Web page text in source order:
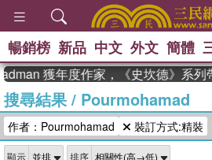
熱搜： 東野
、 The
史是一群喵
獎 臺灣漫
暢銷榜 新品 中文 外文 簡體
獲年度作家，《史坎德》系列
搜尋結果/ Pourmohamad
作者：Pourmohamad
裝訂方式:精裝
顯示 排序